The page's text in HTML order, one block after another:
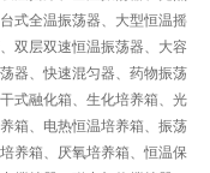
式全温振荡器、大型恒温摇
双层双速恒温振荡器、大容
器、快速混匀器、药物振荡
式融化箱、生化培养箱、光
箱、电热恒温培养箱、振荡
养箱、厌氧培养箱、恒温保